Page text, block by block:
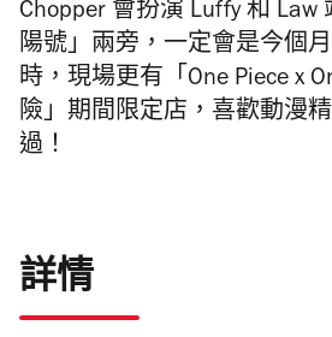
Chopper 會扮演 Luffy 和 Law
陽號」兩旁，一定會是今個
時，現場更有「 One Piece x
險」期間限定店，喜歡動漫
過！
詳情